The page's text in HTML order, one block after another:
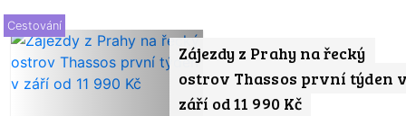
Zájezdy z Prahy na řecký
ostrov Thassos první týden
září od 11 990 Kč
Cestování